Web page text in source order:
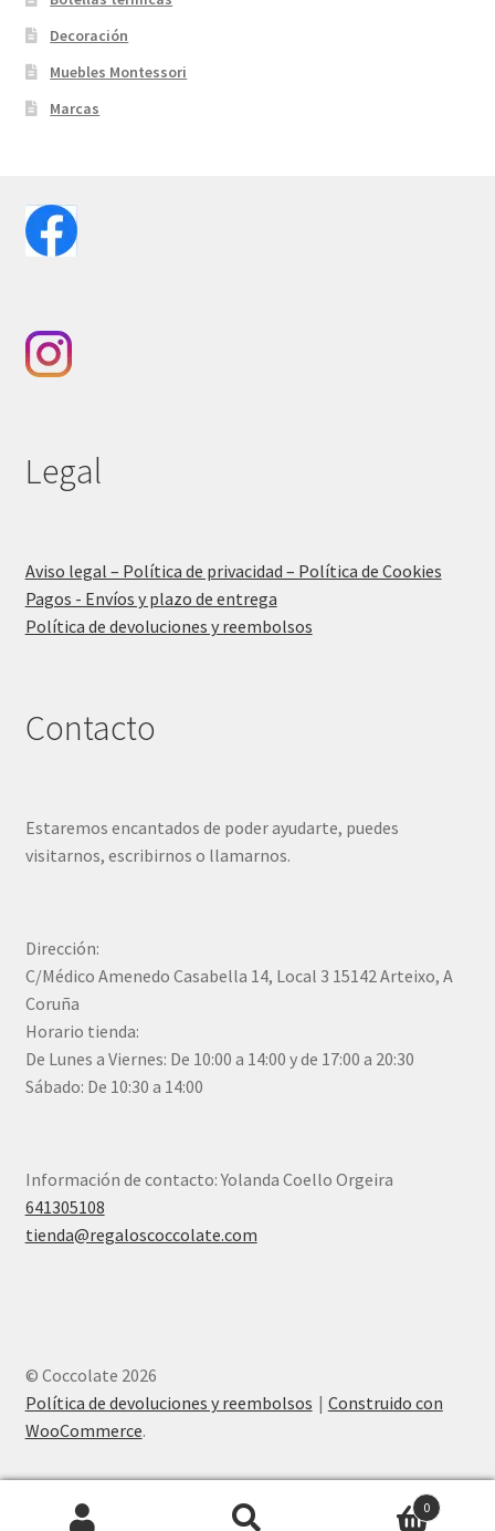
Decoración
Muebles Montessori
Marcas
Legal
Aviso legal – Política de privacidad – Política de Cookies
Pagos - Envíos y plazo de entrega
Política de devoluciones y reembolsos
Contacto
Estaremos encantados de poder ayudarte, puedes
visitarnos, escribirnos o llamarnos.
Dirección:
C/Médico Amenedo Casabella 14, Local 3 15142 Arteixo, A
Coruña
Horario tienda:
De Lunes a Viernes: De 10:00 a 14:00 y de 17:00 a 20:30
Sábado: De 10:30 a 14:00
Información de contacto: Yolanda Coello Orgeira
641305108
tienda@regaloscoccolate.com
© Coccolate 2026
Política de devoluciones y reembolsos
Construido con
WooCommerce.
0